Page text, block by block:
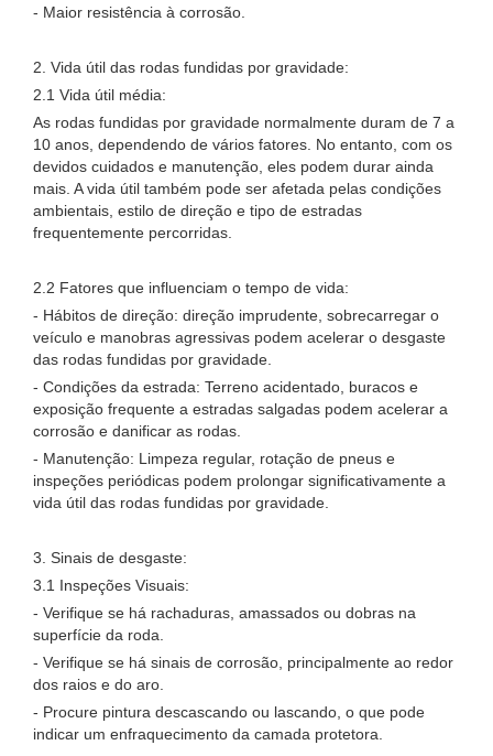
- Maior resistência à corrosão.
2. Vida útil das rodas fundidas por gravidade:
2.1 Vida útil média:
As rodas fundidas por gravidade normalmente duram de 7 a
10 anos, dependendo de vários fatores. No entanto, com os
devidos cuidados e manutenção, eles podem durar ainda
mais. A vida útil também pode ser afetada pelas condições
ambientais, estilo de direção e tipo de estradas
frequentemente percorridas.
2.2 Fatores que influenciam o tempo de vida:
- Hábitos de direção: direção imprudente, sobrecarregar o
veículo e manobras agressivas podem acelerar o desgaste
das rodas fundidas por gravidade.
- Condições da estrada: Terreno acidentado, buracos e
exposição frequente a estradas salgadas podem acelerar a
corrosão e danificar as rodas.
- Manutenção: Limpeza regular, rotação de pneus e
inspeções periódicas podem prolongar significativamente a
vida útil das rodas fundidas por gravidade.
3. Sinais de desgaste:
3.1 Inspeções Visuais:
- Verifique se há rachaduras, amassados ​​ou dobras na
superfície da roda.
- Verifique se há sinais de corrosão, principalmente ao redor
dos raios e do aro.
- Procure pintura descascando ou lascando, o que pode
indicar um enfraquecimento da camada protetora.